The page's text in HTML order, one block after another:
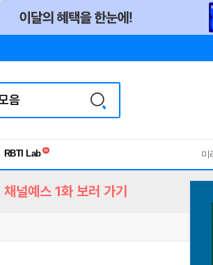
독서유형검사
미
채널예스 1화 보러 가기